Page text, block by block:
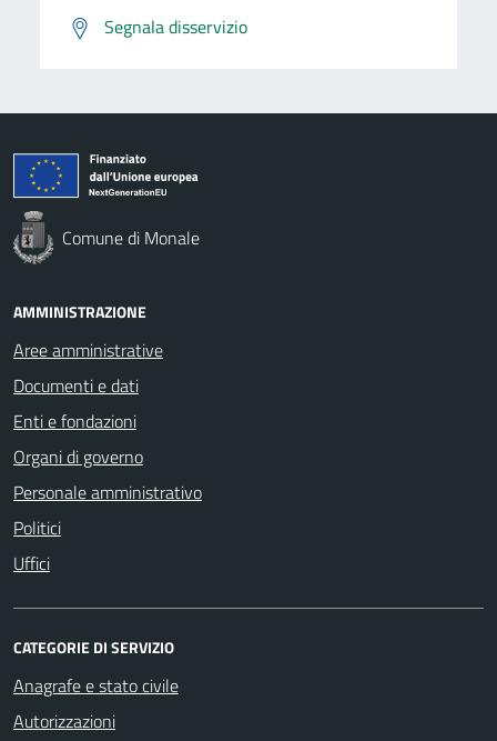
Segnala disservizio
Comune di Monale
AMMINISTRAZIONE
Aree amministrative
Documenti e dati
Enti e fondazioni
Organi di governo
Personale amministrativo
Politici
Uffici
CATEGORIE DI SERVIZIO
Anagrafe e stato civile
Autorizzazioni